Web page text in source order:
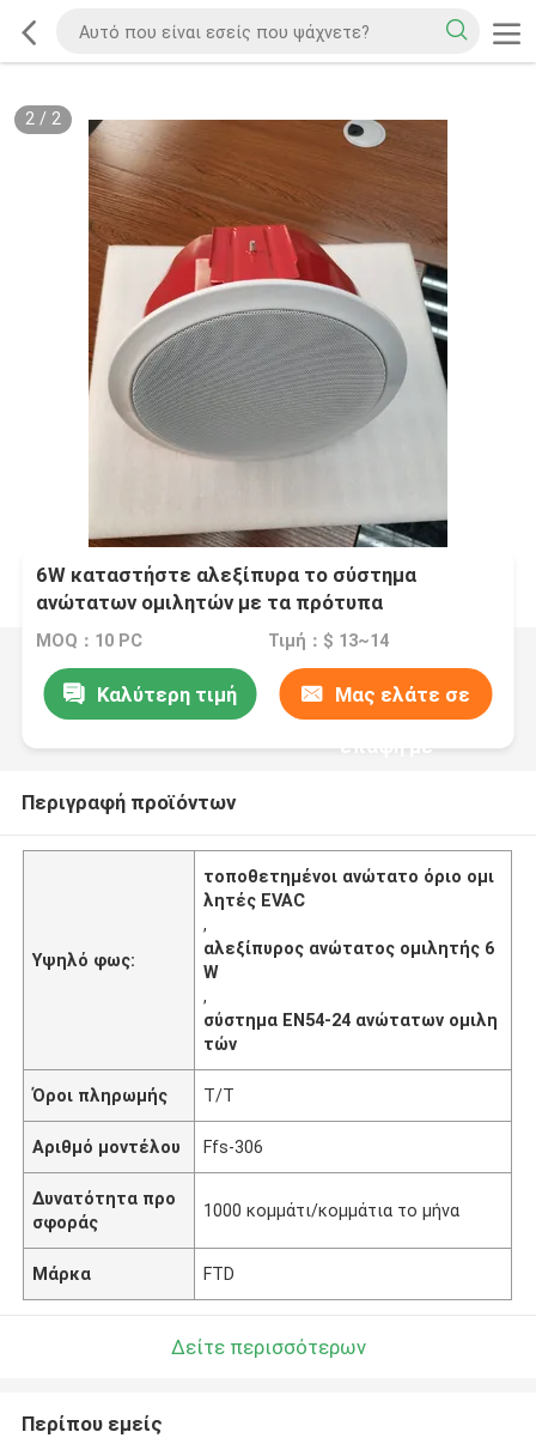
2/ 2
6W καταστήστε αλεξίπυρα το σύστημα
ανώτατων ομιλητών με τα πρότυπα
μετασχηματιστών EN54-24 EVAC
MOQ：10 PC Τιμή：$ 13~14
Καλύτερη τιμή Μας ελάτε σε
επαφή με
Περιγραφή προϊόντων
Υψηλό φως:
τοποθετημένοι ανώτατο όριο ομι
λητές EVAC
,
αλεξίπυρος ανώτατος ομιλητής 6
W
,
σύστημα EN54-24 ανώτατων ομιλη
τών
Όροι πληρωμής T/T
Αριθμό μοντέλου Ffs-306
Δυνατότητα προ
σφοράς
1000 κομμάτι/κομμάτια το μήνα
Μάρκα FTD
Δείτε περισσότερων
Περίπου εμείς